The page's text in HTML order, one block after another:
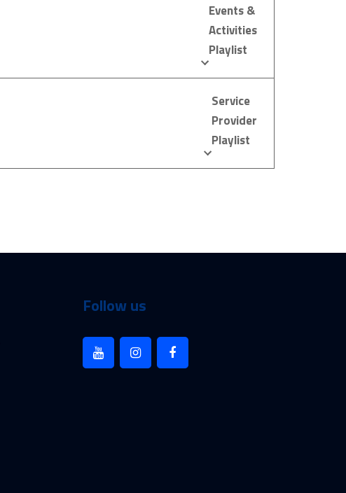
Events &
Activities
Playlist
Service
Provider
Playlist
Follow us